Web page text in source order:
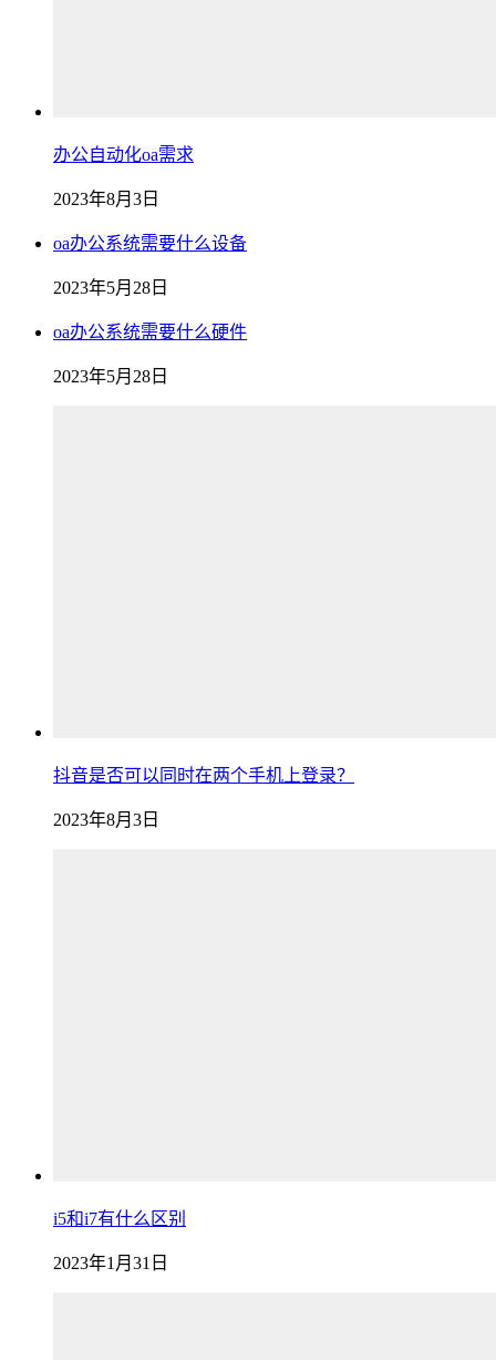
办公自动化oa需求
2023年8月3日
oa办公系统需要什么设备
2023年5月28日
oa办公系统需要什么硬件
2023年5月28日
抖音是否可以同时在两个手机上登录？
2023年8月3日
i5和i7有什么区别
2023年1月31日